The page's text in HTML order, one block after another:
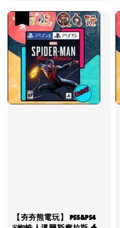
【夯夯熊電玩】 PS5&PS4